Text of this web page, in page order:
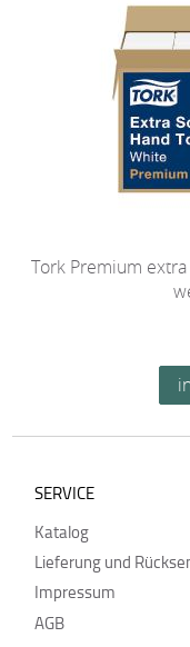
Tork Premium
SERVICE
Katalog
Lieferung und
Impressum
AGB